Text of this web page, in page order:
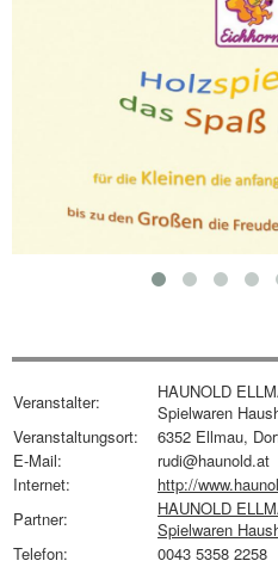
Veranstalter:
HAUNOLD
Spielwaren
Veranstaltungsort:
6352 Ellmau,
E-Mail:
rudi@haunold.at
Internet:
http://
Partner:
HAUNOLD
Spielwaren
Telefon:
0043 5358 2258